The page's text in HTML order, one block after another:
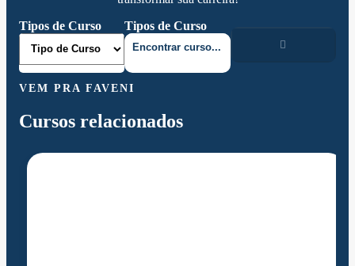
Tipos de Curso
Tipos de Curso
VEM PRA FAVENI
Cursos relacionados